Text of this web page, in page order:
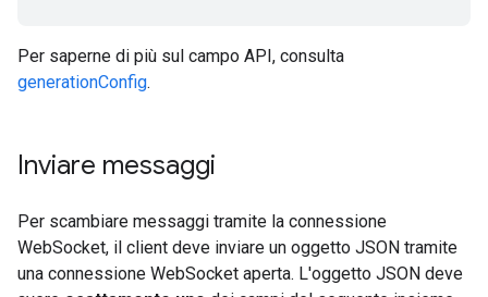
Per saperne di più sul campo API, consulta
generationConfig.
Inviare messaggi
Per scambiare messaggi tramite la connessione
WebSocket, il client deve inviare un oggetto JSON tramite
una connessione WebSocket aperta. L'oggetto JSON deve